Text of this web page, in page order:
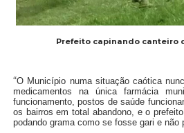
Prefeito capinando canteiro
“O Município numa situação caótica
medicamentos na única farmácia
funcionamento, postos de saúde
os bairros em total abandono, e o
podando grama como se fosse gari e não